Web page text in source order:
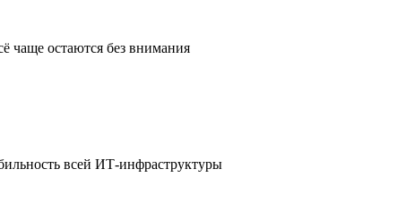
чаще остаются без внимания
всей ИТ-инфраструктуры